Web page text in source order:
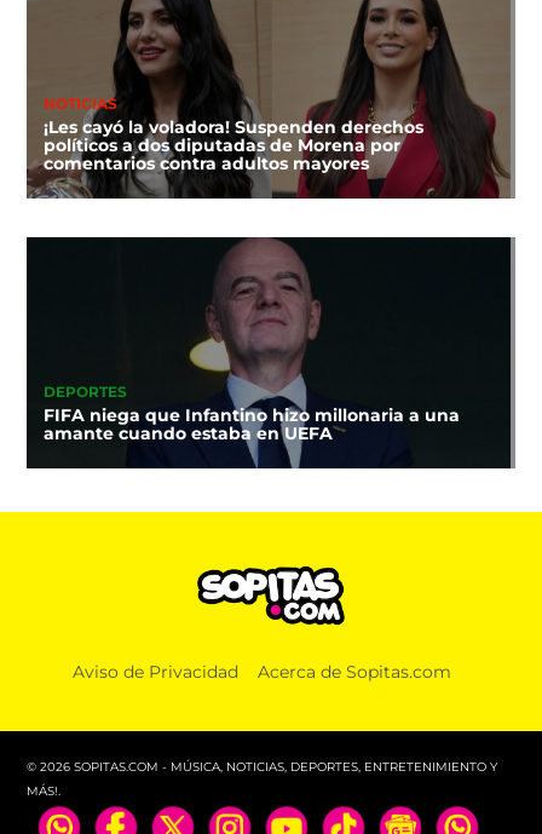
NOTICIAS
¡Les cayó la voladora! Suspenden derechos
políticos a dos diputadas de Morena por
comentarios contra adultos mayores
DEPORTES
FIFA niega que Infantino hizo millonaria a una
amante cuando estaba en UEFA
Aviso de Privacidad Acerca de Sopitas.com
© 2026 SOPITAS.COM - MÚSICA, NOTICIAS, DEPORTES, ENTRETENIMIENTO Y
MÁS!.